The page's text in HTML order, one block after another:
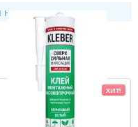
натяжных потолков
ХИТ!